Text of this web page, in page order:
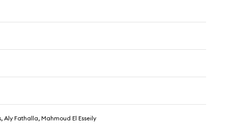
Aly Fathalla, Mahmoud El Esseily